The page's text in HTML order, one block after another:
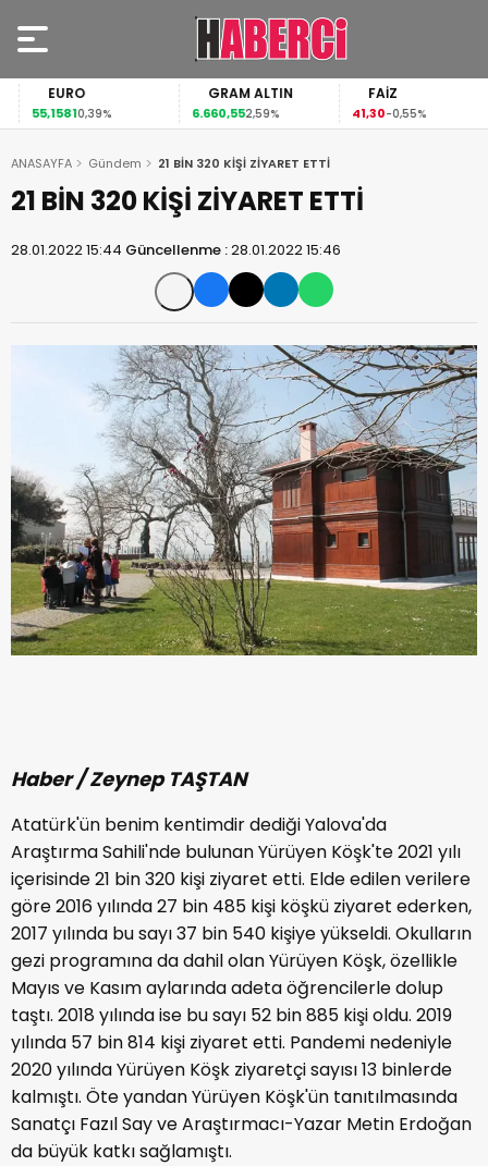
EURO
55,15810,39%
GRAM ALTIN
6.660,552,59%
FAİZ
41,30-0,55%
ANASAYFA Gündem 21 BİN 320 KİŞİ ZİYARET ETTİ
21 BİN 320 KİŞİ ZİYARET ETTİ
28.01.2022 15:44 Güncellenme :28.01.2022 15:46
Haber / Zeynep TAŞTAN
Atatürk'ün benim kentimdir dediği Yalova'da
Araştırma Sahili'nde bulunan Yürüyen Köşk'te 2021 yılı
içerisinde 21 bin 320 kişi ziyaret etti. Elde edilen verilere
göre 2016 yılında 27 bin 485 kişi köşkü ziyaret ederken,
2017 yılında bu sayı 37 bin 540 kişiye yükseldi. Okulların
gezi programına da dahil olan Yürüyen Köşk, özellikle
Mayıs ve Kasım aylarında adeta öğrencilerle dolup
taştı. 2018 yılında ise bu sayı 52 bin 885 kişi oldu. 2019
yılında 57 bin 814 kişi ziyaret etti. Pandemi nedeniyle
2020 yılında Yürüyen Köşk ziyaretçi sayısı 13 binlerde
kalmıştı. Öte yandan Yürüyen Köşk'ün tanıtılmasında
Sanatçı Fazıl Say ve Araştırmacı-Yazar Metin Erdoğan
da büyük katkı sağlamıştı.